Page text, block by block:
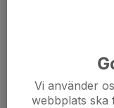
Vi använder
webbplats ska